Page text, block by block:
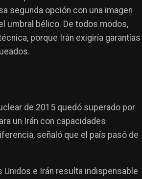
segunda opción con una imagen
umbral bélico. De todos modos,
porque Irán exigiría garantías
de 2015 quedó superado por
un Irán con capacidades
señaló que el país pasó de
e Irán resulta indispensable